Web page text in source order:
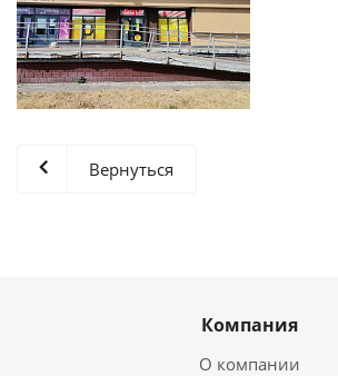
Вернуться
Компания
О компании